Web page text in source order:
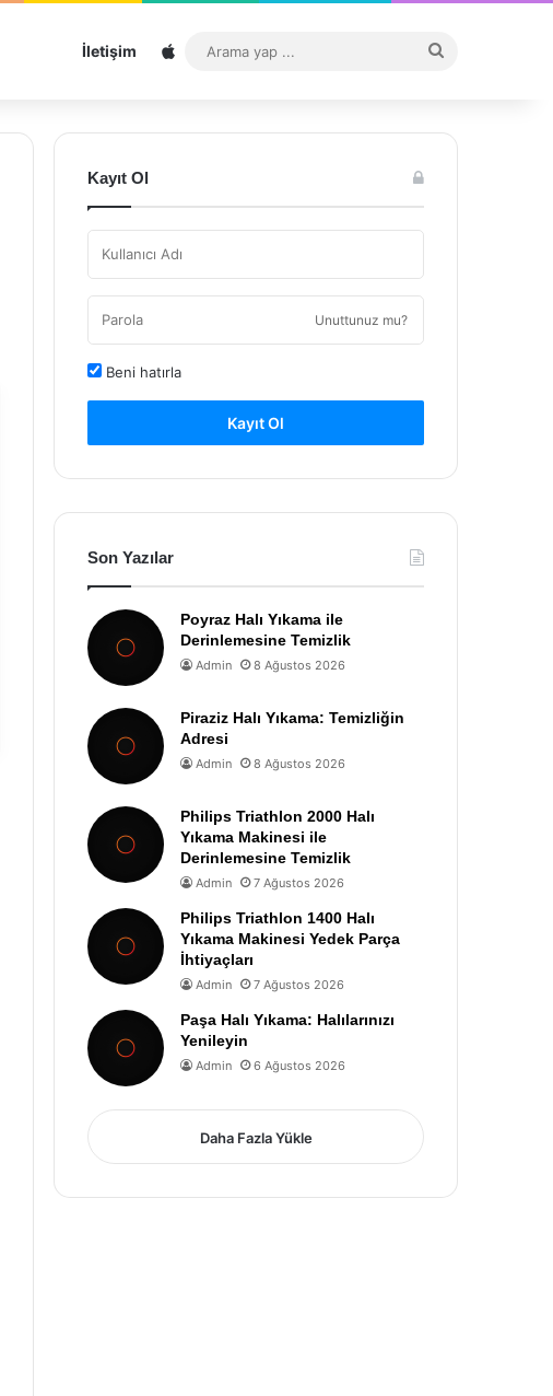
İletişim Sitemap
...
Kayıt Ol
Unuttunuz mu?
Beni hatırla
Kayıt Ol
Son Yazılar
Poyraz Halı Yıkama ile
Derinlemesine Temizlik
Admin 8 Ağustos 2026
Piraziz Halı Yıkama: Temizliğin
Adresi
Admin 8 Ağustos 2026
Philips Triathlon 2000 Halı
Yıkama Makinesi ile
Derinlemesine Temizlik
Admin 7 Ağustos 2026
Philips Triathlon 1400 Halı
Yıkama Makinesi Yedek Parça
İhtiyaçları
Admin 7 Ağustos 2026
Paşa Halı Yıkama: Halılarınızı
Yenileyin
Admin 6 Ağustos 2026
Daha Fazla Yükle